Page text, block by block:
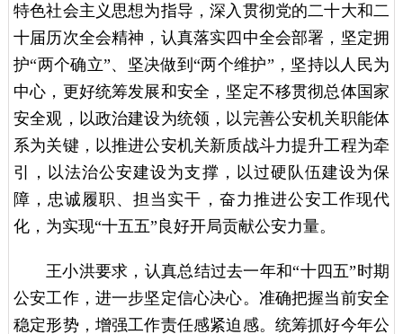
特色社会主义思想为指导，深入贯彻党的二十大和二
十届历次全会精神，认真落实四中全会部署，坚定拥
护“两个确立”、坚决做到“两个维护”，坚持以人民为
中心，更好统筹发展和安全，坚定不移贯彻总体国家
安全观，以政治建设为统领，以完善公安机关职能体
系为关键，以推进公安机关新质战斗力提升工程为牵
引，以法治公安建设为支撑，以过硬队伍建设为保
障，忠诚履职、担当实干，奋力推进公安工作现代
化，为实现“十五五”良好开局贡献公安力量。
王小洪要求，认真总结过去一年和“十四五”时期
公安工作，进一步坚定信心决心。准确把握当前安全
稳定形势，增强工作责任感紧迫感。统筹抓好今年公